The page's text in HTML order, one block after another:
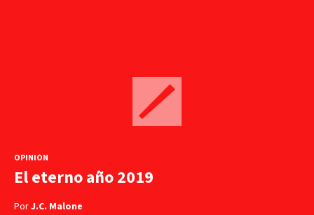
OPINIÓN
El eterno año 2019
PorJ.C. Malone